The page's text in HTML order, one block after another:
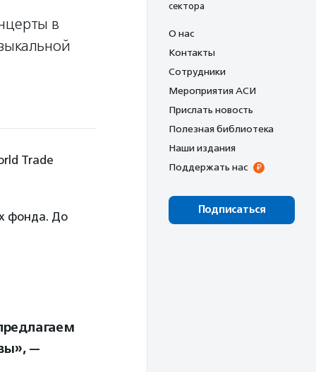
в
Trade
фонда. До
—
сектора
О нас
Контакты
Сотрудники
Мероприятия АСИ
Прислать новость
Полезная библиотека
Наши издания
Поддержать нас
Подписаться